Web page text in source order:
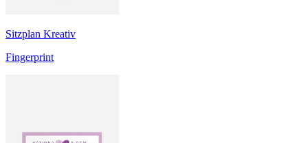
Sitzplan Kreativ
Fingerprint